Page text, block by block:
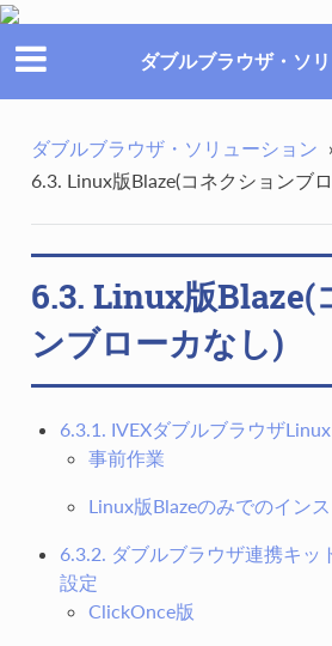
ダブルブラウザ・ソ
ダブルブラウザ・ソリューション
6.3. Linux版Blaze(コネクションブ
6.3. Linux版Blaze(
ンブローカなし)
6.3.1. IVEXダブルブラウザ
事前作業
Linux版Blazeのみでのイン
6.3.2. ダブルブラウザ連携キッ
設定
ClickOnce版